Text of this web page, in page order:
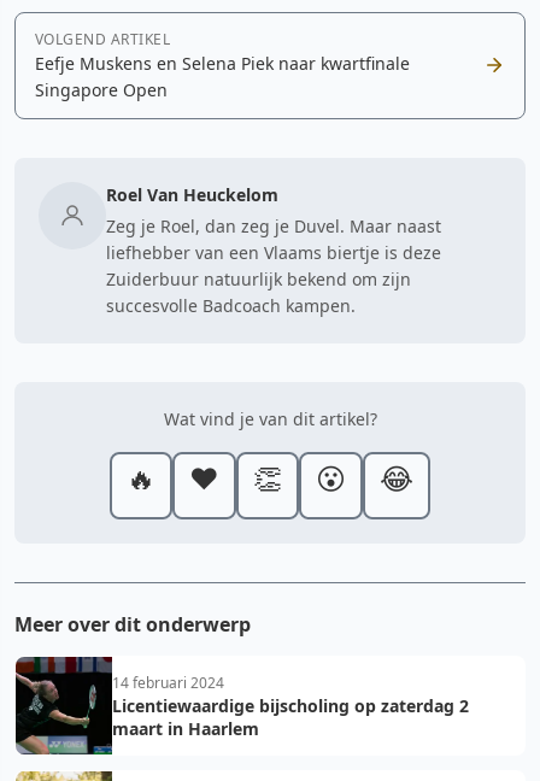
VOLGEND ARTIKEL
Eefje Muskens en Selena Piek naar kwartfinale
Singapore Open
Roel Van Heuckelom
Zeg je Roel, dan zeg je Duvel. Maar naast
liefhebber van een Vlaams biertje is deze
Zuiderbuur natuurlijk bekend om zijn
succesvolle Badcoach kampen.
Wat vind je van dit artikel?
🔥 ❤️ 👏 😮 😂
Meer over dit onderwerp
14 februari 2024
Licentiewaardige bijscholing op zaterdag 2
maart in Haarlem